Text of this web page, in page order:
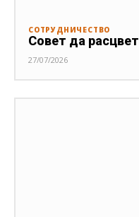
СОТРУДНИЧЕСТВО
Совет да расцвет
27/07/2026